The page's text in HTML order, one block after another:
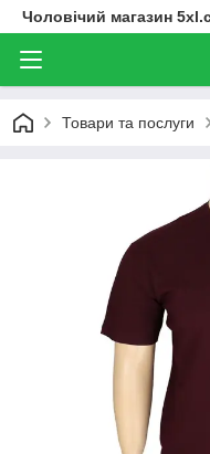
Чоловічий магазин
Товари та послуги